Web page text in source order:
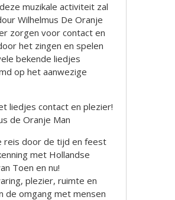
muzikale activiteit zal
Wilhelmus De Oranje
zorgen voor contact en
het zingen en spelen
bekende liedjes
op het aanwezige
liedjes contact en plezier!
de Oranje Man
reis door de tijd en feest
met Hollandse
Toen en nu!
plezier, ruimte en
de omgang met mensen